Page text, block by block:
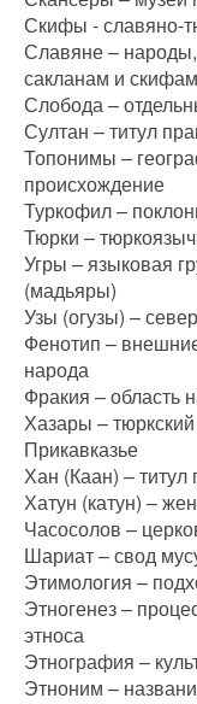
Скифы - славяно-
Славяне –
сакланам и скифам
Слобода –
Султан – титул
Топонимы –
происхождение
Туркофил –
Тюрки –
Угры – языковая
(мадьяры)
Узы (огузы) –
Фенотип –
народа
Фракия – область
Хазары –
Прикавказье
Хан (Каан) – титул
Хатун (катун) –
Часосолов –
Шариат – свод
Этимология –
Этногенез –
этноса
Этнография –
Этноним –